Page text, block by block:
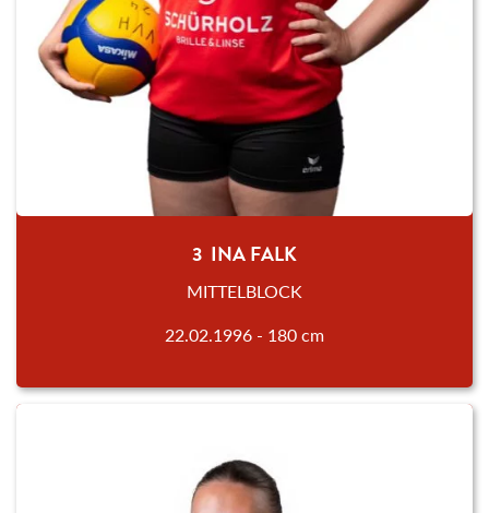
3 INA FALK
MITTELBLOCK
22.02.1996 - 180 cm